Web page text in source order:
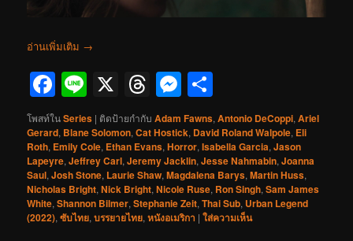
อ่านเพิ่มเติม →
Facebook
Line
X Threads
Messenger
โพสท์ในSeries | ติดป้ายกำกับ Adam Fawns,Antonio DeCoppi,Ariel
Gerard, Blane Solomon,Cat Hostick, David Roland Walpole, Eli
Roth, Emily Cole, Ethan Evans,Horror,Isabella Garcia,Jason
Lapeyre,Jeffrey Carl,Jeremy Jacklin,Jesse Nahmabin,Joanna
Saul,Josh Stone, Laurie Shaw,Magdalena Barys,Martin Huss,
Nicholas Bright,Nick Bright,Nicole Ruse, Ron Singh,Sam James
White,Shannon Bilmer,Stephanie Zeit,Thai Sub, Urban Legend
(2022),ซับไทย,บรรยายไทย,หนังอเมริกา |ใส่ความเห็น